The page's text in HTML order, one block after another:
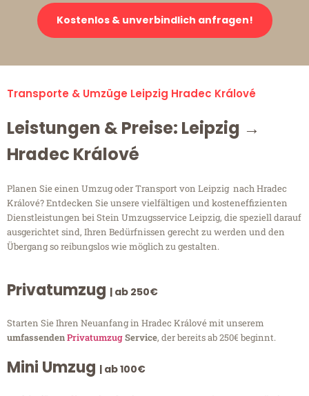
Kostenlos & unverbindlich anfragen!
Transporte & Umzüge Leipzig Hradec Králové
Leistungen & Preise: Leipzig →
Hradec Králové
Planen Sie einen Umzug oder Transport von Leipzig nach Hradec
Králové? Entdecken Sie unsere vielfältigen und kosteneffizienten
Dienstleistungen bei Stein Umzugsservice Leipzig, die speziell darauf
ausgerichtet sind, Ihren Bedürfnissen gerecht zu werden und den
Übergang so reibungslos wie möglich zu gestalten.
Privatumzug | ab 250€
Starten Sie Ihren Neuanfang in Hradec Králové mit unserem
umfassendenPrivatumzugService, der bereits ab 250€ beginnt.
Mini Umzug | ab 100€